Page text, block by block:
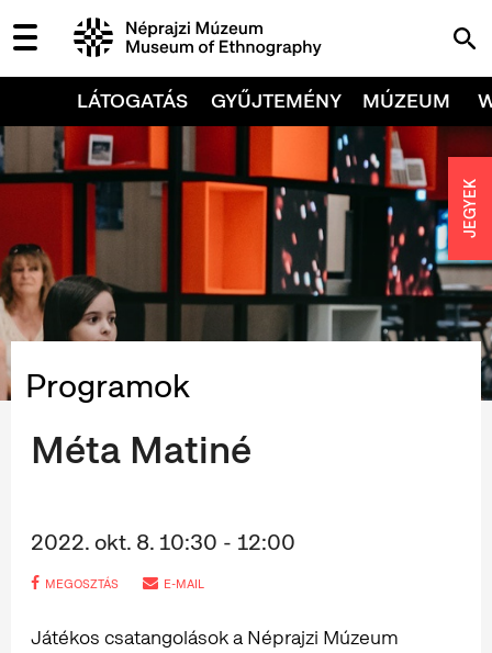
LÁTOGATÁS GYŰJTEMÉNY MÚZEUM
Programok
Méta Matiné
2022. okt. 8. 10:30 - 12:00
MEGOSZTÁS E-MAIL
Játékos csatangolások a Néprajzi Múzeum
JEGYEK